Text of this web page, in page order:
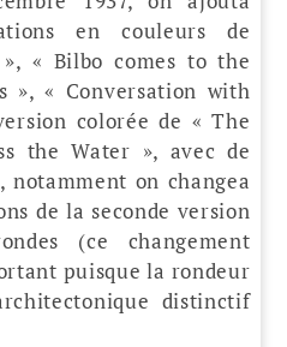
en couleurs de
« Bilbo comes to the
», « Conversation with
colorée de « The
the Water », avec de
notamment on changea
de la seconde version
(ce changement
puisque la rondeur
distinctif